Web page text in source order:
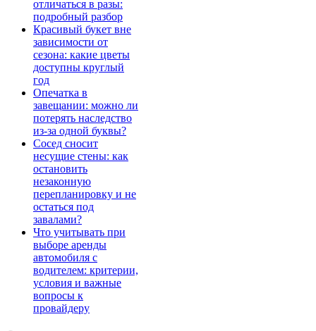
отличаться в разы:
подробный разбор
Красивый букет вне
зависимости от
сезона: какие цветы
доступны круглый
год
Опечатка в
завещании: можно ли
потерять наследство
из-за одной буквы?
Сосед сносит
несущие стены: как
остановить
незаконную
перепланировку и не
остаться под
завалами?
Что учитывать при
выборе аренды
автомобиля с
водителем: критерии,
условия и важные
вопросы к
провайдеру